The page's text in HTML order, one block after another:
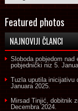
Featured photos
NAJNOVIJI ČLANCI
Sloboda pobjedom
pobjednički niz 5.
Tuzla uputila inicijativu
Januara 2025.
Mirsad Tinjić, dobitnik
Decembra 2024.